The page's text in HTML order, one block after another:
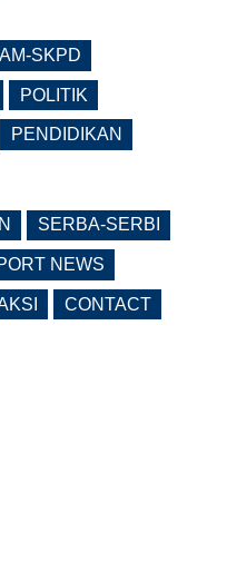
SKPD
POLITIK
PENDIDIKAN
SERBA-SERBI
NEWS
CONTACT